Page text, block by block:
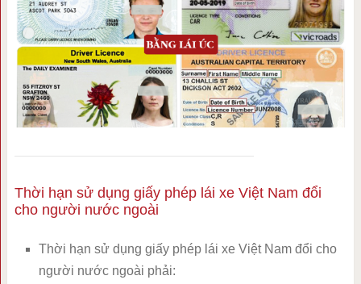
Thời hạn sử dụng giấy phép lái xe Việt Nam đổi
cho người nước ngoài
Thời hạn sử dụng giấy phép lái xe Việt Nam đổi cho
người nước ngoài phải: